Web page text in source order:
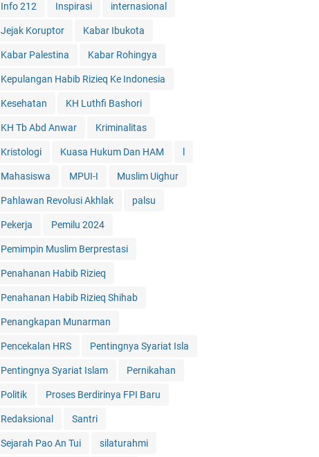
Info 212 Inspirasi internasional
Jejak Koruptor Kabar Ibukota
Kabar Palestina Kabar Rohingya
Kepulangan Habib Rizieq Ke Indonesia
Kesehatan KH Luthfi Bashori
KH Tb Abd Anwar Kriminalitas
Kristologi Kuasa Hukum Dan HAM
Mahasiswa MPUI-I Muslim Uighur
Pahlawan Revolusi Akhlak palsu
Pekerja Pemilu 2024
Pemimpin Muslim Berprestasi
Penahanan Habib Rizieq
Penahanan Habib Rizieq Shihab
Penangkapan Munarman
Pencekalan HRS Pentingnya Syariat Isla
Pentingnya Syariat Islam Pernikahan
Politik Proses Berdirinya FPI Baru
Redaksional Santri
Sejarah Pao An Tui silaturahmi